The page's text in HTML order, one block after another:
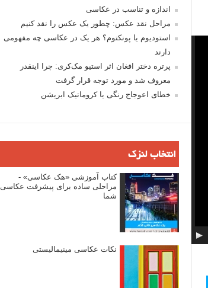
اندازه و تناسب در عکاسی
مراحل نقد عکس: چطور یک عکس را نقد کنیم
استودیوم یا پونکتوم؟ هر یک در عکاسی چه مفهومی
دارند
پرتره دختر افغان اثر استیو مک‌کری: چرا اینقدر
معروف شد و مورد توجه قرار گرفت
خطای اعوجاج رنگی یا کروماتیک ابریشن
انتخاب لنزک
کتاب آموزشی «هک عکاسی» -
مراحلی ساده برای پیشرفت عکاسی
شما
نکات عکاسی مینیمالیستی